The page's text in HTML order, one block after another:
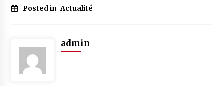
Posted in Actualité
admin